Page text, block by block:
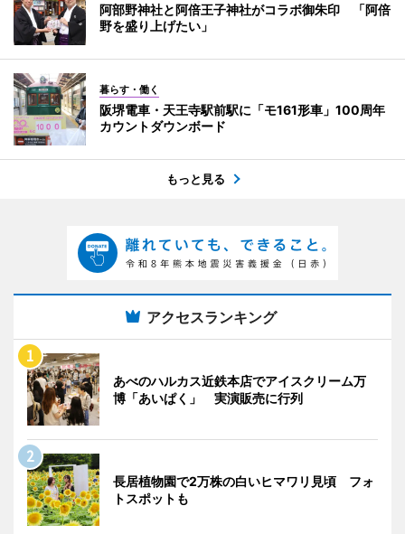
阿部野神社と阿倍王子神社がコラボ御朱印 「阿倍
野を盛り上げたい」
暮らす・働く
阪堺電車・天王寺駅前駅に「モ161形車」100周年
カウントダウンボード
もっと見る
アクセスランキング
あべのハルカス近鉄本店でアイスクリーム万
博「あいぱく」 実演販売に行列
長居植物園で2万株の白いヒマワリ見頃 フォ
トスポットも